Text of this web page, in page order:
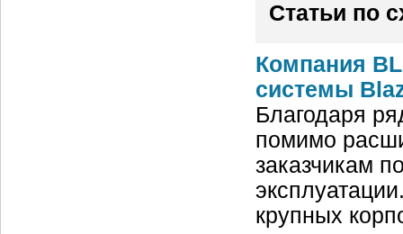
Статьи по
Компания
системы
Благодаря
помимо
заказчикам
крупных